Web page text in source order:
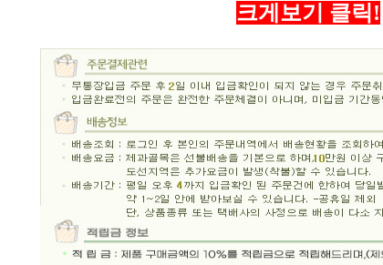
크게보기 클릭!